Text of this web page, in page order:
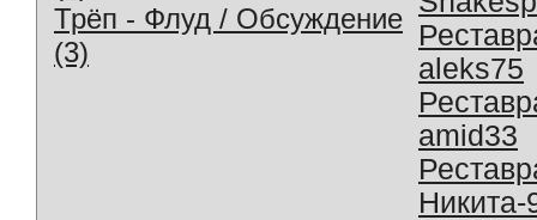
Трёп - Флуд / Обсуждение
(3)
aleks75
amid33
Никита-